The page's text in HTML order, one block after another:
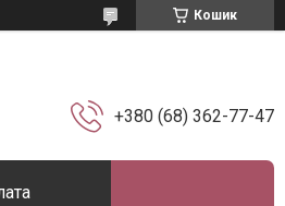
Кошик
+380 (68) 362-77-47